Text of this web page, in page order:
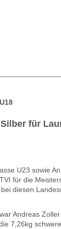
für
U23 sowie
für die
diesen
Andreas
7,26kg